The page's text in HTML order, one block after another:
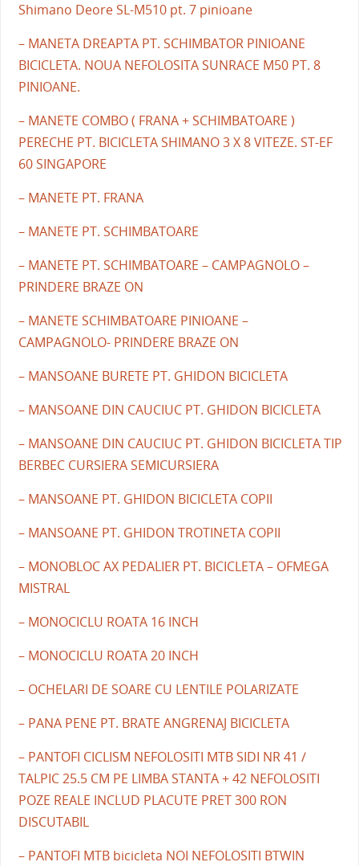
Shimano Deore SL-M510 pt. 7 pinioane
– MANETA DREAPTA PT. SCHIMBATOR PINIOANE
BICICLETA. NOUA NEFOLOSITA SUNRACE M50 PT. 8
PINIOANE.
– MANETE COMBO ( FRANA + SCHIMBATOARE )
PERECHE PT. BICICLETA SHIMANO 3 X 8 VITEZE. ST-EF
60 SINGAPORE
– MANETE PT. FRANA
– MANETE PT. SCHIMBATOARE
– MANETE PT. SCHIMBATOARE – CAMPAGNOLO –
PRINDERE BRAZE ON
– MANETE SCHIMBATOARE PINIOANE –
CAMPAGNOLO- PRINDERE BRAZE ON
– MANSOANE BURETE PT. GHIDON BICICLETA
– MANSOANE DIN CAUCIUC PT. GHIDON BICICLETA
– MANSOANE DIN CAUCIUC PT. GHIDON BICICLETA TIP
BERBEC CURSIERA SEMICURSIERA
– MANSOANE PT. GHIDON BICICLETA COPII
– MANSOANE PT. GHIDON TROTINETA COPII
– MONOBLOC AX PEDALIER PT. BICICLETA – OFMEGA
MISTRAL
– MONOCICLU ROATA 16 INCH
– MONOCICLU ROATA 20 INCH
– OCHELARI DE SOARE CU LENTILE POLARIZATE
– PANA PENE PT. BRATE ANGRENAJ BICICLETA
– PANTOFI CICLISM NEFOLOSITI MTB SIDI NR 41 /
TALPIC 25.5 CM PE LIMBA STANTA + 42 NEFOLOSITI
POZE REALE INCLUD PLACUTE PRET 300 RON
DISCUTABIL
– PANTOFI MTB bicicleta NOI NEFOLOSITI BTWIN